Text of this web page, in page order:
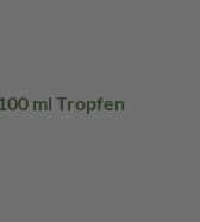
ml Tropfen